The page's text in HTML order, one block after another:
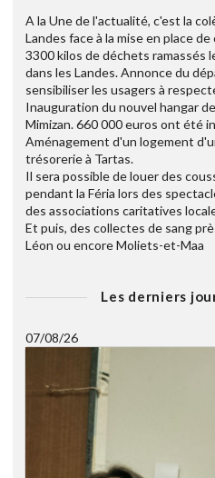
A la Une de l'actualité, c'est la
Landes face à la mise en place
3300 kilos de déchets ramassés
dans les Landes. Annonce du
sensibiliser les usagers à
Inauguration du nouvel hangar
Mimizan. 660 000 euros ont été
Aménagement d'un logement
trésorerie à Tartas.
Il sera possible de louer des
pendant la Féria lors des
des associations caritatives
Et puis, des collectes de sang
Léon ou encore Moliets-et-Maa
Les derniers
07/08/26